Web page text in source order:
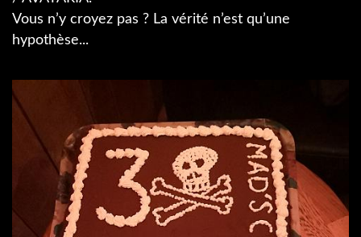
Vous n’y croyez pas ? La vérité n’est qu’une
hypothèse...